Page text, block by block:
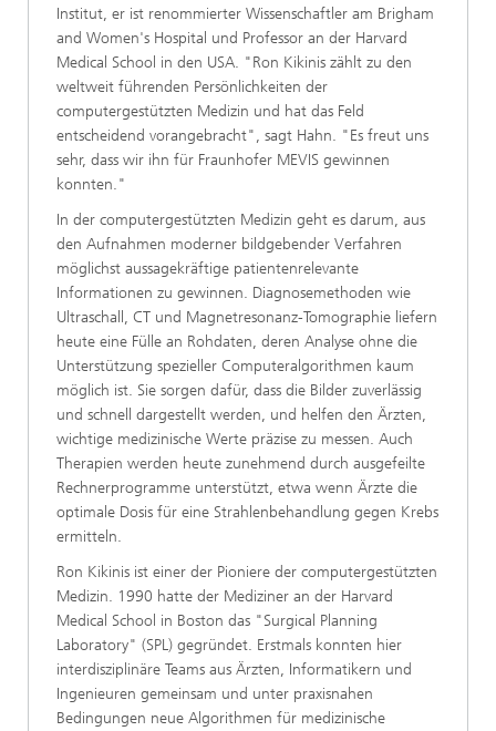
Institut, er ist renommierter Wissenschaftler am Brigham
and Women's Hospital und Professor an der Harvard
Medical School in den USA. "Ron Kikinis zählt zu den
weltweit führenden Persönlichkeiten der
computergestützten Medizin und hat das Feld
entscheidend vorangebracht", sagt Hahn. "Es freut uns
sehr, dass wir ihn für Fraunhofer MEVIS gewinnen
konnten."
In der computergestützten Medizin geht es darum, aus
den Aufnahmen moderner bildgebender Verfahren
möglichst aussagekräftige patientenrelevante
Informationen zu gewinnen. Diagnosemethoden wie
Ultraschall, CT und Magnetresonanz-Tomographie liefern
heute eine Fülle an Rohdaten, deren Analyse ohne die
Unterstützung spezieller Computeralgorithmen kaum
möglich ist. Sie sorgen dafür, dass die Bilder zuverlässig
und schnell dargestellt werden, und helfen den Ärzten,
wichtige medizinische Werte präzise zu messen. Auch
Therapien werden heute zunehmend durch ausgefeilte
Rechnerprogramme unterstützt, etwa wenn Ärzte die
optimale Dosis für eine Strahlenbehandlung gegen Krebs
ermitteln.
Ron Kikinis ist einer der Pioniere der computergestützten
Medizin. 1990 hatte der Mediziner an der Harvard
Medical School in Boston das "Surgical Planning
Laboratory" (SPL) gegründet. Erstmals konnten hier
interdisziplinäre Teams aus Ärzten, Informatikern und
Ingenieuren gemeinsam und unter praxisnahen
Bedingungen neue Algorithmen für medizinische